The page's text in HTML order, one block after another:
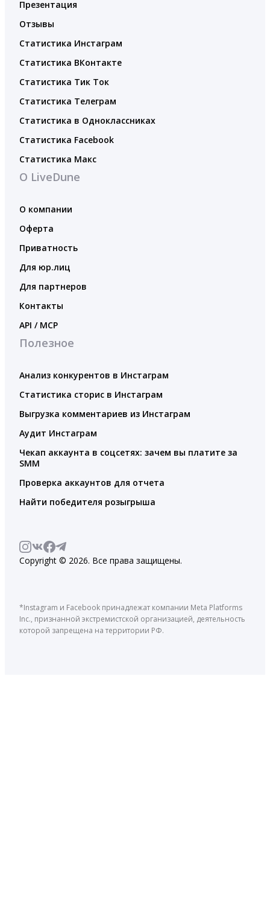
Презентация
Отзывы
Статистика Инстаграм
Статистика ВКонтакте
Статистика Тик Ток
Статистика Телеграм
Статистика в Одноклассниках
Статистика Facebook
Статистика Макс
О LiveDune
О компании
Оферта
Приватность
Для юр.лиц
Для партнеров
Контакты
API / MCP
Полезное
Анализ конкурентов в Инстаграм
Статистика сторис в Инстаграм
Выгрузка комментариев из Инстаграм
Аудит Инстаграм
Чекап аккаунта в соцсетях: зачем вы платите за
SMM
Проверка аккаунтов для отчета
Найти победителя розыгрыша
Copyright © 2026. Все права защищены.
*Instagram и Facebook принадлежат компании Meta Platforms
Inc., признанной экстремистской организацией, деятельность
которой запрещена на территории РФ.